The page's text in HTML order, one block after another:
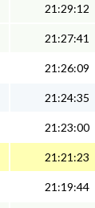
21:29:12
21:27:41
21:26:09
21:24:35
21:23:00
21:21:23
21:19:44